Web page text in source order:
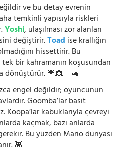
ve bu detay evrenin
temkinli yapısıyla riskleri
Yoshi, ulaşılması zor alanları
değiştirir.Toad ise krallığın
hissettirir. Bu
bir kahramanın koşusundan
dönüştürür. 💗👸🏼🐢
engel değildir; oyuncunun
Goomba’lar basit
Koopa’lar kabuklarıyla çevreyi
kaçmak, bazı anlarda
Bu yüzden Mario dünyası
👾